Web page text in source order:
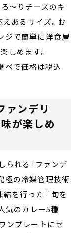
～りチーズのキ
えあるサイズ。お
ジで簡単に洋食屋
しめます。
べで価格は税込
ァンデリ
が楽しめ
られる「ファンデ
極の冷媒管理技術
を行った『 旬を
気のカレー5種
ンプレートにセ